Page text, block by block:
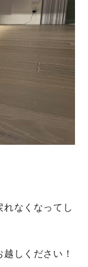
なくなってし
しください！